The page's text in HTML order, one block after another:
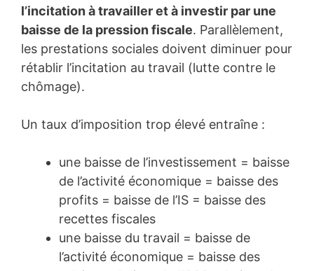
l’incitation à travailler et à investir par une
baisse de la pression fiscale. Parallèlement,
les prestations sociales doivent diminuer pour
rétablir l’incitation au travail (lutte contre le
chômage).
Un taux d’imposition trop élevé entraîne :
une baisse de l’investissement = baisse
de l’activité économique = baisse des
profits = baisse de l’IS = baisse des
recettes fiscales
une baisse du travail = baisse de
l’activité économique = baisse des